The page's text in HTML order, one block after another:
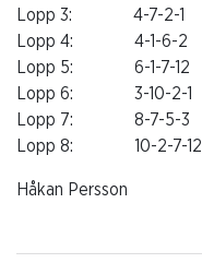
Lopp 3: 4-7-2-1
Lopp 4: 4-1-6-2
Lopp 5: 6-1-7-12
Lopp 6: 3-10-2-1
Lopp 7: 8-7-5-3
Lopp 8: 10-2-7-12
Håkan Persson